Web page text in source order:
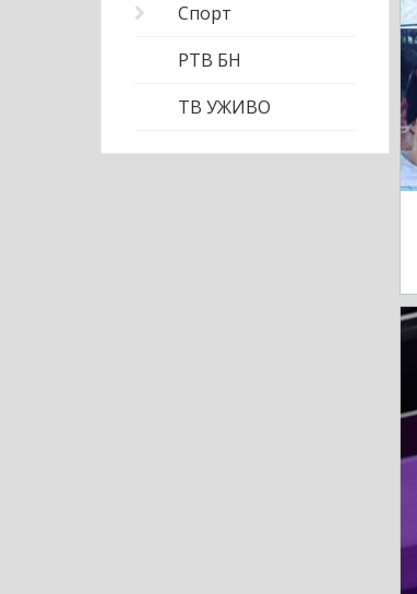
Спорт
РТВ БН
ТВ УЖИВО